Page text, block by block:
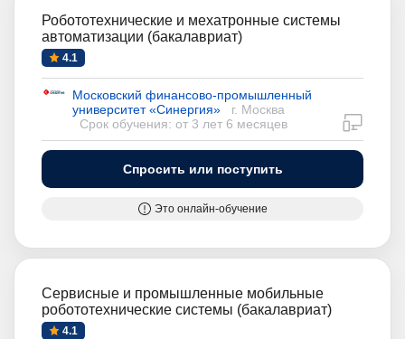
Робототехнические и мехатронные системы
автоматизации (бакалавриат)
4.1
Московский финансово-промышленный
университет «Синергия»
г. Москва
Срок обучения: от 3 лет 6 месяцев
Спросить или поступить
Это онлайн-обучение
Сервисные и промышленные мобильные
робототехнические системы (бакалавриат)
4.1